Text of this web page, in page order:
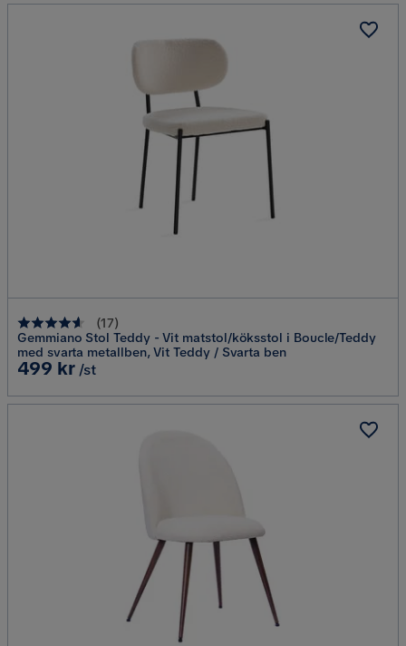
(17)
Gemmiano Stol Teddy - Vit matstol/köksstol i Boucle/Teddy
med svarta metallben, Vit Teddy / Svarta ben
Pris
499 kr /st